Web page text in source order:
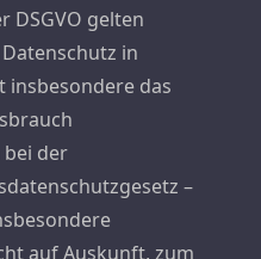
DSGVO gelten
in
insbesondere das
der
–
auf Auskunft, zum